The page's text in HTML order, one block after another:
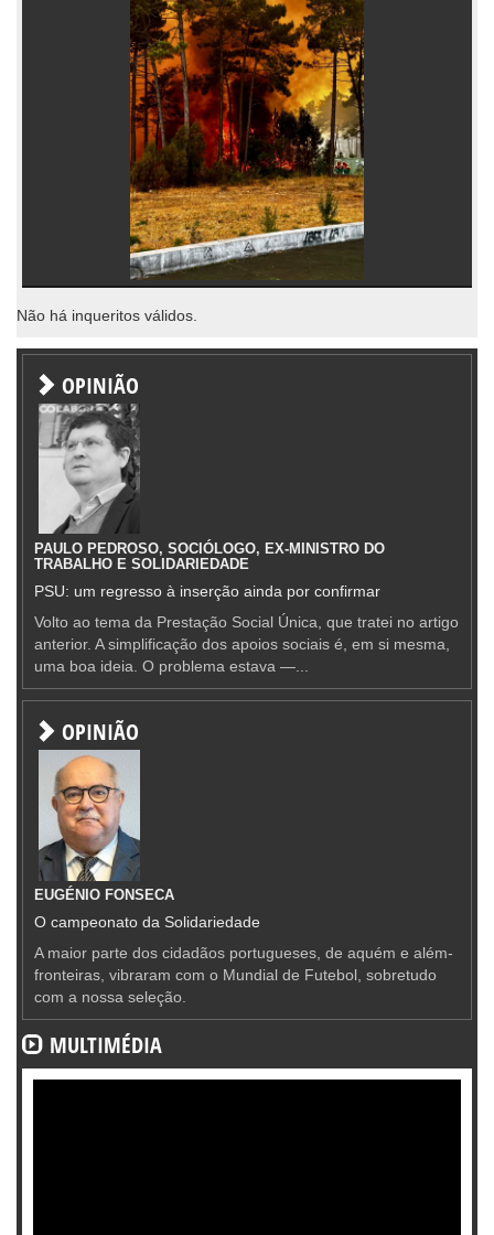
Não há inqueritos válidos.
OPINIÃO
PAULO PEDROSO, SOCIÓLOGO, EX-MINISTRO DO
TRABALHO E SOLIDARIEDADE
PSU: um regresso à inserção ainda por confirmar
Volto ao tema da Prestação Social Única, que tratei no artigo
anterior. A simplificação dos apoios sociais é, em si mesma,
uma boa ideia. O problema estava —...
OPINIÃO
EUGÉNIO FONSECA
O campeonato da Solidariedade
A maior parte dos cidadãos portugueses, de aquém e além-
fronteiras, vibraram com o Mundial de Futebol, sobretudo
com a nossa seleção.
MULTIMÉDIA